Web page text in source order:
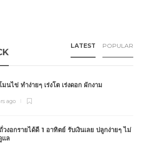
LATEST POPULAR
มนไข่ ทำง่ายๆ เร่งโต เร่งดอก ผักงาม
ago
วงอกรายได้ดี 1 อาทิตย์ รับเงินเลย ปลูกง่ายๆ ไม่
แล